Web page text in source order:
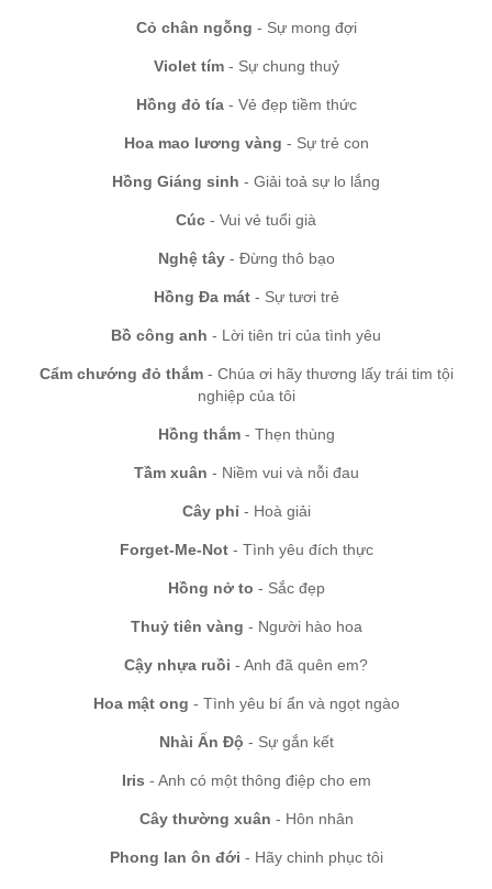
Cỏ chân ngỗng - Sự mong đợi
Violet tím- Sự chung thuỷ
Hồng đỏ tía- Vẻ đẹp tiềm thức
Hoa mao lương vàng - Sự trẻ con
Hồng Giáng sinh - Giải toả sự lo lắng
Cúc - Vui vẻ tuổi già
Nghệ tây- Đừng thô bạo
Hồng Đa mát- Sự tươi trẻ
Bồ công anh - Lời tiên tri của tình yêu
Cẩm chướng đỏ thắm- Chúa ơi hãy thương lấy trái tim tội
nghiệp của tôi
Hồng thắm- Thẹn thùng
Tầm xuân - Niềm vui và nỗi đau
Cây phỉ- Hoà giải
Forget-Me-Not- Tình yêu đích thực
Hồng nở to - Sắc đẹp
Thuỷ tiên vàng - Người hào hoa
Cậy nhựa ruồi - Anh đã quên em?
Hoa mật ong - Tình yêu bí ẩn và ngọt ngào
Nhài Ấn Độ - Sự gắn kết
Iris - Anh có một thông điệp cho em
Cây thường xuân - Hôn nhân
Phong lan ôn đới - Hãy chinh phục tôi